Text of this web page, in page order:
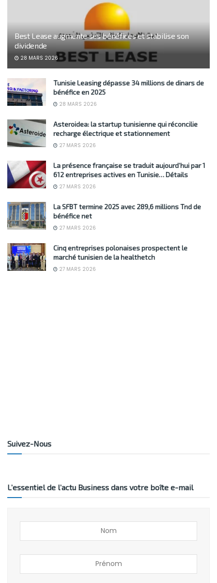
Best Lease augmente ses bénéfices et stabilise son
dividende
28 MARS 2026
Tunisie Leasing dépasse 34 millions de dinars de
bénéfice en 2025
28 MARS 2026
Asteroidea: la startup tunisienne qui réconcilie
recharge électrique et stationnement
27 MARS 2026
La présence française se traduit aujourd’hui par 1
612 entreprises actives en Tunisie… Détails
27 MARS 2026
La SFBT termine 2025 avec 289,6 millions Tnd de
bénéfice net
27 MARS 2026
Cinq entreprises polonaises prospectent le
marché tunisien de la healthetch
27 MARS 2026
Suivez-Nous
L’essentiel de l’actu Business dans votre boîte e-mail